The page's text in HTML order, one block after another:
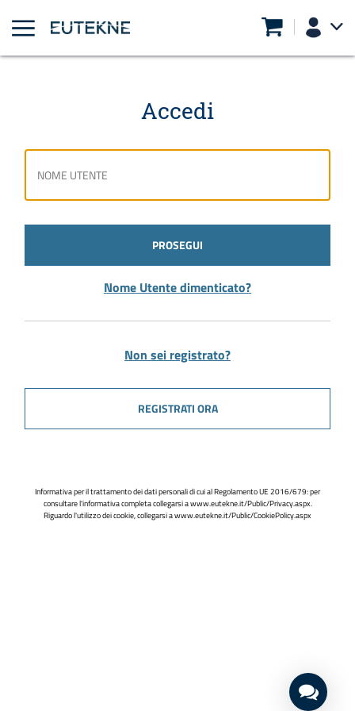
Accedi
PROSEGUI
Nome Utente dimenticato?
Non sei registrato?
REGISTRATI ORA
Informativa per il trattamento dei dati personali di cui al Regolamento UE 2016/679: per
consultare l'informativa completa collegarsi awww.eutekne.it/Public/Privacy.aspx.
Riguardo l'utilizzo dei cookie, collegarsi awww.eutekne.it/Public/CookiePolicy.aspx